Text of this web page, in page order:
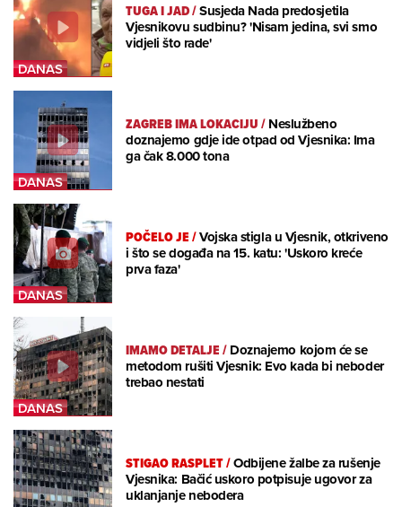
TUGA I JAD/Susjeda Nada predosjetila
Vjesnikovu sudbinu? 'Nisam jedina, svi smo
vidjeli što rade'
ZAGREB IMA LOKACIJU/Neslužbeno
doznajemo gdje ide otpad od Vjesnika: Ima
ga čak 8.000 tona
POČELO JE/Vojska stigla u Vjesnik, otkriveno
i što se događa na 15. katu: 'Uskoro kreće
prva faza'
IMAMO DETALJE/Doznajemo kojom će se
metodom rušiti Vjesnik: Evo kada bi neboder
trebao nestati
STIGAO RASPLET/Odbijene žalbe za rušenje
Vjesnika: Bačić uskoro potpisuje ugovor za
uklanjanje nebodera